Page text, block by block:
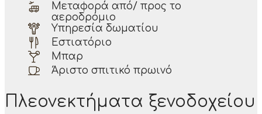
Μεταφορά από/ προς το
αεροδρόμιο
Υπηρεσία δωματίου
Εστιατόριο
Μπαρ
Άριστο σπιτικό πρωινό
Πλεονεκτήματα ξενοδοχείου